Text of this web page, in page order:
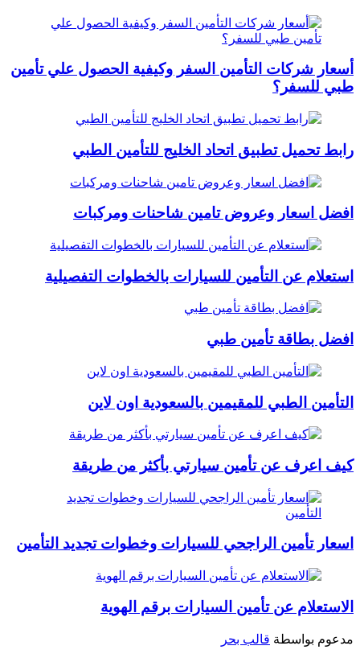
أسعار شركات التأمين السفر وكيفية الحصول علي تأمين
طبي للسفر؟
رابط تحميل تطبيق اتحاد الخليج للتأمين الطبي
افضل اسعار وعروض تامين شاحنات ومركبات
استعلام عن التأمين للسيارات بالخطوات التفصيلية
افضل بطاقة تأمين طبي
التأمين الطبي للمقيمين بالسعودية اون لاين
كيف اعرف عن تأمين سيارتي بأكثر من طريقة
اسعار تأمين الراجحي للسيارات وخطوات تجديد التأمين
الاستعلام عن تأمين السيارات برقم الهوية
مدعوم بواسطة قالب بحر